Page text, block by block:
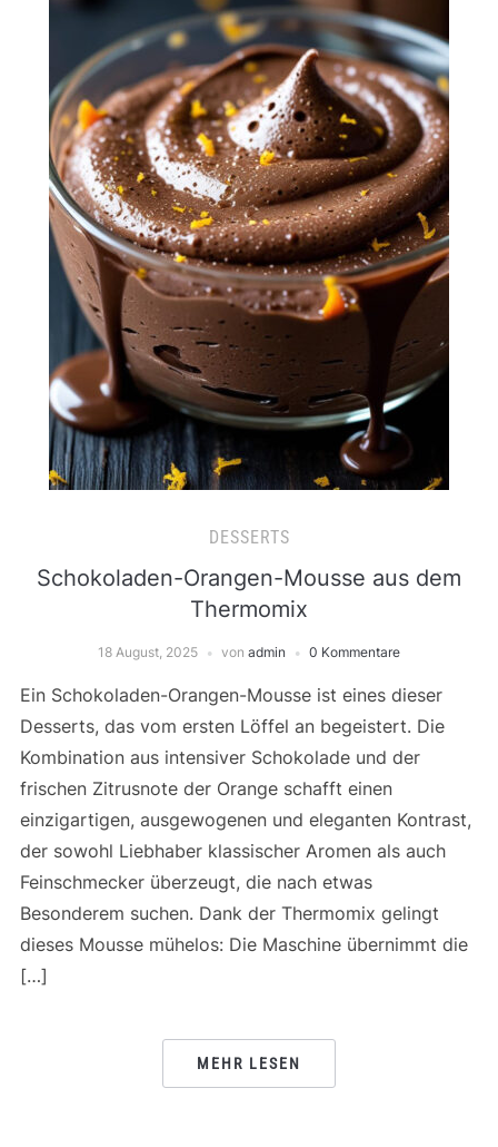
DESSERTS
Schokoladen-Orangen-Mousse aus dem
Thermomix
18 August, 2025 von admin 0 Kommentare
Ein Schokoladen-Orangen-Mousse ist eines dieser
Desserts, das vom ersten Löffel an begeistert. Die
Kombination aus intensiver Schokolade und der
frischen Zitrusnote der Orange schafft einen
einzigartigen, ausgewogenen und eleganten Kontrast,
der sowohl Liebhaber klassischer Aromen als auch
Feinschmecker überzeugt, die nach etwas
Besonderem suchen. Dank der Thermomix gelingt
dieses Mousse mühelos: Die Maschine übernimmt die
[…]
MEHR LESEN